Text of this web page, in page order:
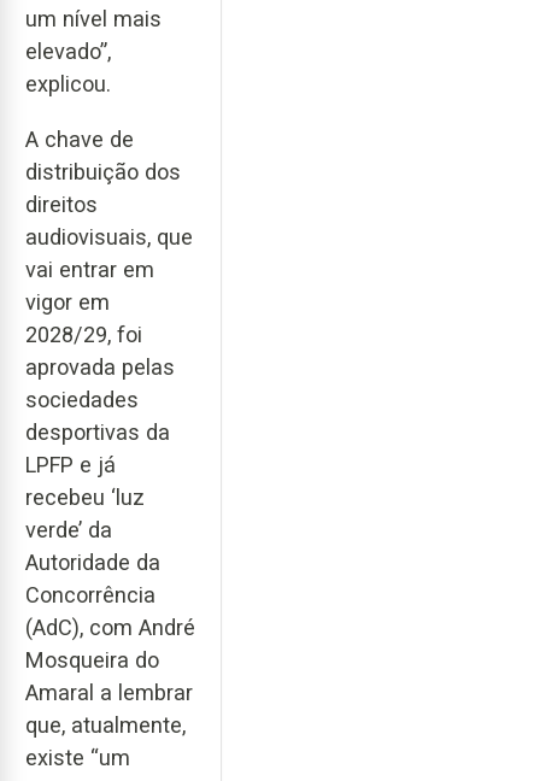
um nível mais
elevado”,
explicou.
A chave de
distribuição dos
direitos
audiovisuais, que
vai entrar em
vigor em
2028/29, foi
aprovada pelas
sociedades
desportivas da
LPFP e já
recebeu ‘luz
verde’ da
Autoridade da
Concorrência
(AdC), com André
Mosqueira do
Amaral a lembrar
que, atualmente,
existe “um